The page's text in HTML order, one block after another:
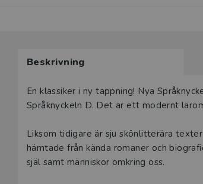
Beskrivning
Beskrivning
En klassiker i ny tappning! Nya
Språknyckeln D. Det är ett modernt
Liksom tidigare är sju skönlitterära
hämtade från kända romaner och
själ samt människor omkring oss.